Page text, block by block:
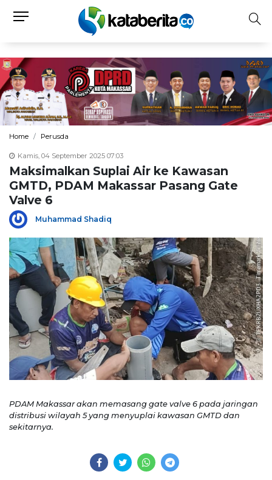
Home Perusda
Kamis, 04 September 2025 07:03
Maksimalkan Suplai Air ke Kawasan
GMTD, PDAM Makassar Pasang Gate
Valve 6
Muhammad Shadiq
PDAM Makassar akan memasang gate valve 6 pada jaringan
distribusi wilayah 5 yang menyuplai kawasan GMTD dan
sekitarnya.